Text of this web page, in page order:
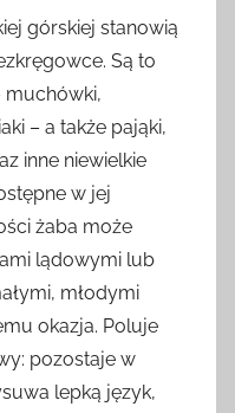
górskiej stanowią
Są to
muchówki,
– a także pająki,
inne niewielkie
w jej
żaba może
lądowymi lub
młodymi
okazja. Poluje
pozostaje w
lepką język,